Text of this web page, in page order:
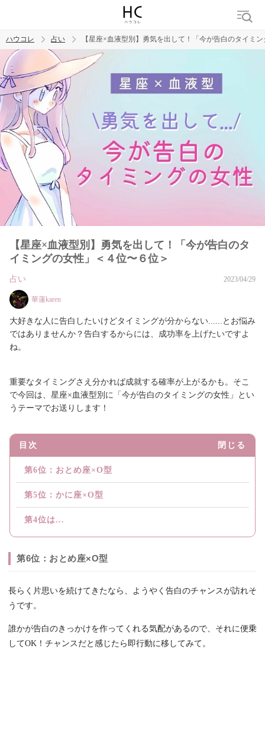
トレンド ワード
ハウコレ 占い 【星座×血液型別】勇気を出して！「今が告白のタイミ
【星座×血液型別】勇気を出して！「今が告白のタ
イミングの女性」＜４位〜６位＞
占い 2023/04/29
華蓮karen
大好きな人に告白したいけどタイミングが分からない......とお悩み
ではありませんか？告白するからには、成功率を上げたいですよ
ね。
重要なタイミングさえ分かれば成就する確率が上がるかも。そこ
で今回は、星座×血液型別に「今が告白のタイミングの女性」とい
うテーマでお送りします！
目次 閉じる
第6位：おとめ座×O型
第5位：かに座×O型
第4位は...
第6位：おとめ座×O型
長らく片思いを続けてきたなら、ようやく告白のチャンスが訪れそ
うです。
誰かが告白のきっかけを作ってくれる気配があるので、それに便乗
してOK！チャンスだと感じたら即行動に移してみて。